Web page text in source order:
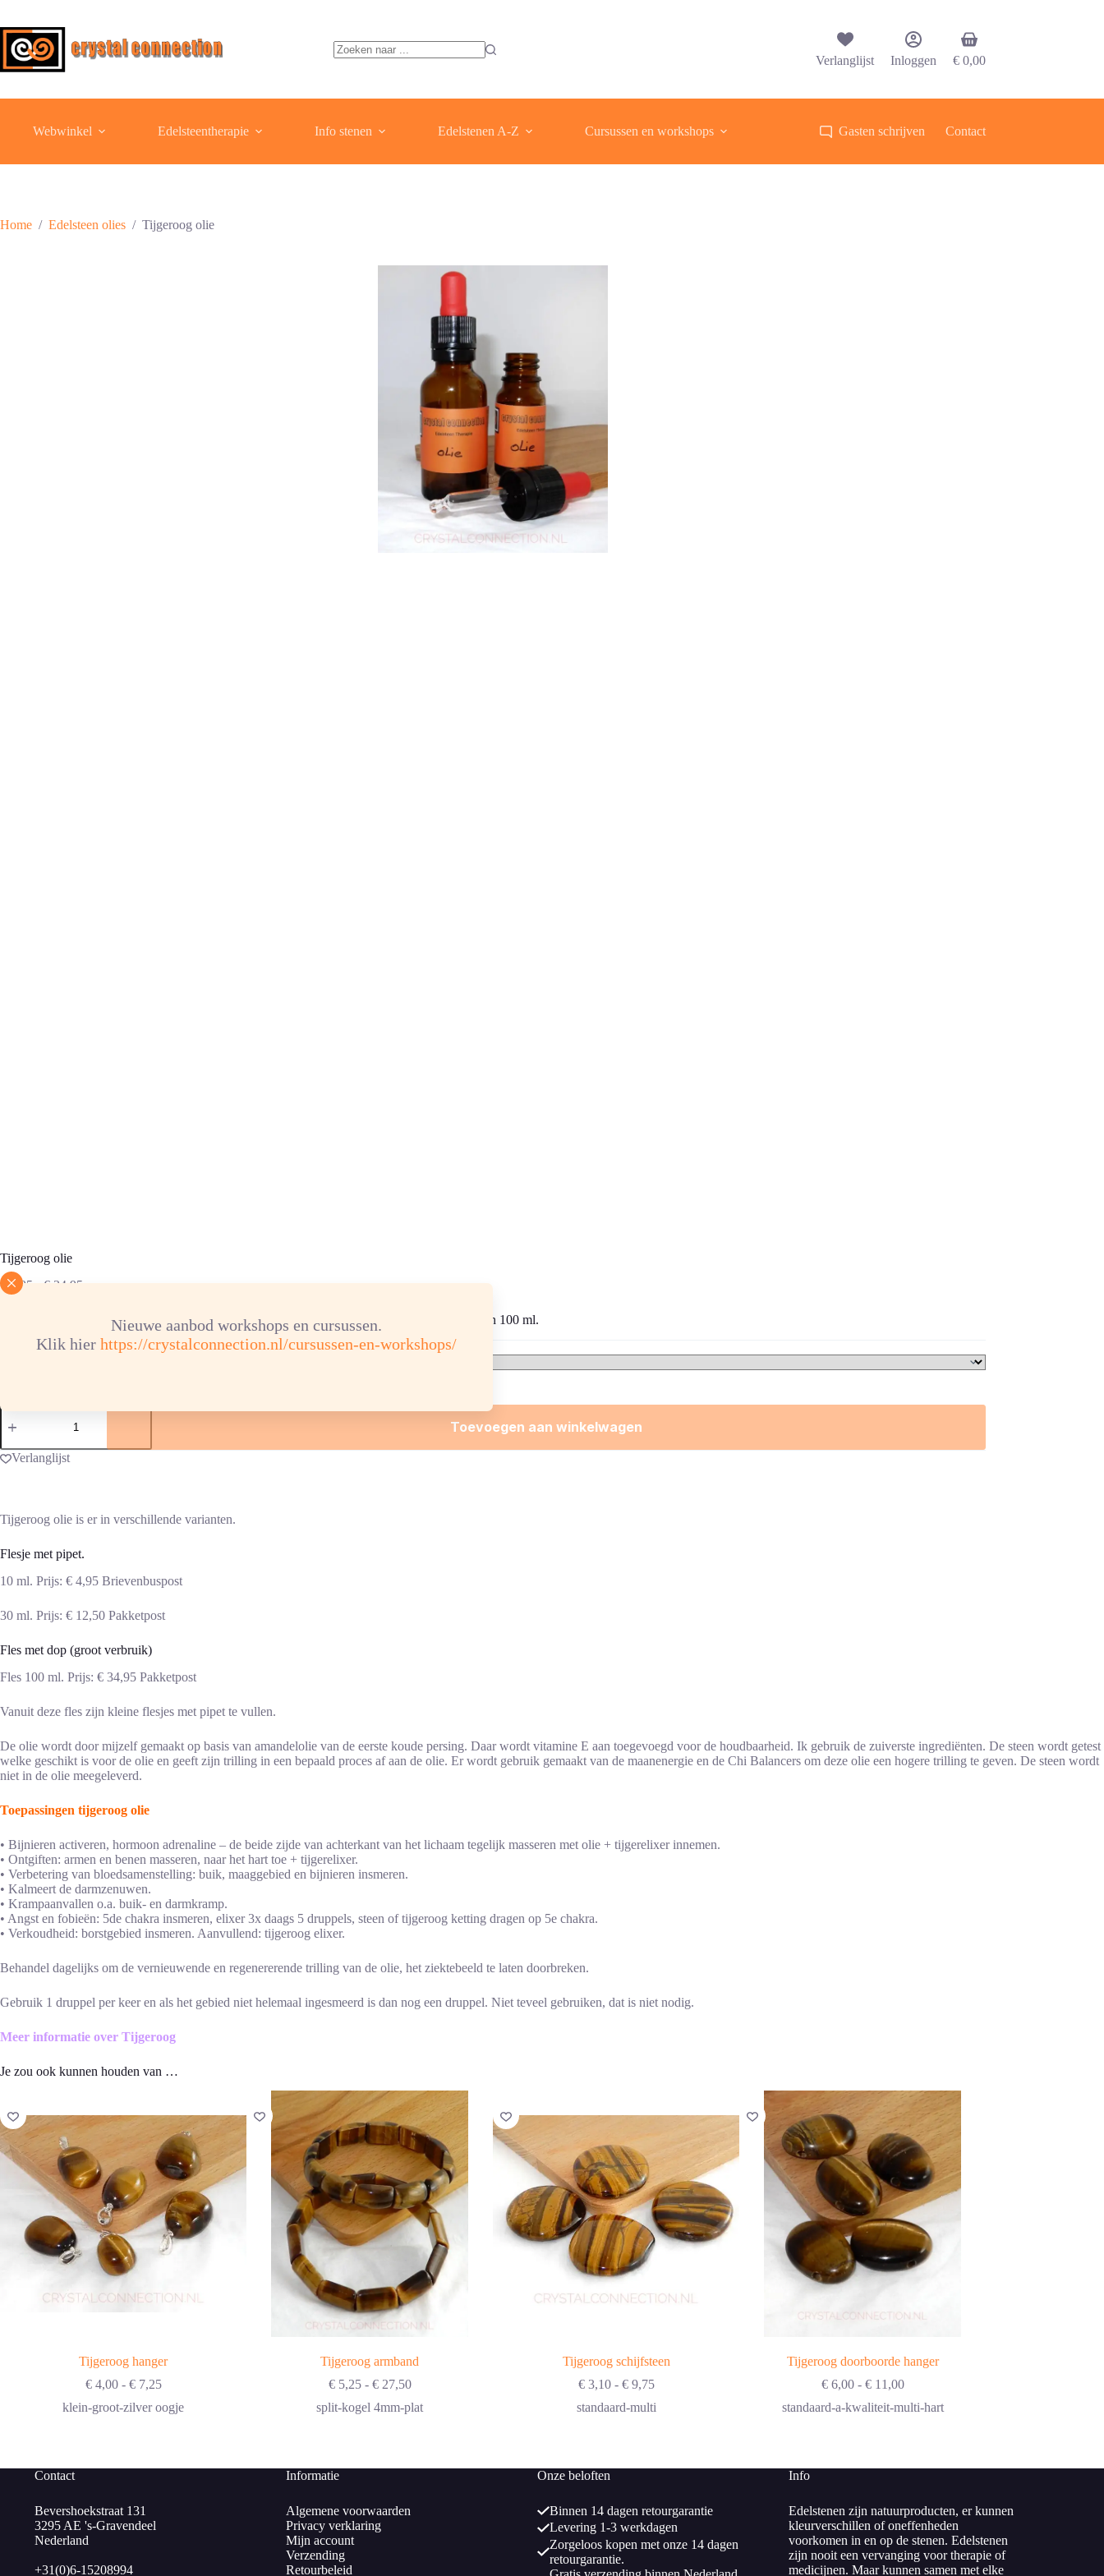
de
inhoud
Nieuwe aanbod workshops en cursussen.
Klik hier https://crystalconnection.nl/cursussen-en-workshops/
Verlanglijst Inloggen
Winkelwagen
€ 0,00
Webwinkel Edelsteentherapie Info stenen Edelstenen A-Z Cursussen en workshops Gasten schrijven Contact
Home / Edelsteen olies / Tijgeroog olie
Tijgeroog olie
€ 4,95 - €34,95Prijsklasse:
€ 34,95
10, 30 en 100 ml.
inhoud flesje
Tijgeroog
olie
Toevoegen aan winkelwagen
Verlanglijst
Tijgeroog olie is er in verschillende varianten.
Flesje met pipet.
10 ml. Prijs: € 4,95 Brievenbuspost
30 ml. Prijs: € 12,50 Pakketpost
Fles met dop (groot verbruik)
Fles 100 ml. Prijs: € 34,95 Pakketpost
Vanuit deze fles zijn kleine flesjes met pipet te vullen.
De olie wordt door mijzelf gemaakt op basis van amandelolie van de eerste koude persing. Daar wordt vitamine E aan toegevoegd voor de houdbaarheid. Ik gebruik de zuiverste ingrediënten. De steen wordt getest
welke geschikt is voor de olie en geeft zijn trilling in een bepaald proces af aan de olie. Er wordt gebruik gemaakt van de maanenergie en de Chi Balancers om deze olie een hogere trilling te geven. De steen wordt
niet in de olie meegeleverd.
Toepassingen tijgeroog olie
• Bijnieren activeren, hormoon adrenaline – de beide zijde van achterkant van het lichaam tegelijk masseren met olie + tijgerelixer innemen.
• Ontgiften: armen en benen masseren, naar het hart toe + tijgerelixer.
• Verbetering van bloedsamenstelling: buik, maaggebied en bijnieren insmeren.
• Kalmeert de darmzenuwen.
• Krampaanvallen o.a. buik- en darmkramp.
• Angst en fobieën: 5de chakra insmeren, elixer 3x daags 5 druppels, steen of tijgeroog ketting dragen op 5e chakra.
• Verkoudheid: borstgebied insmeren. Aanvullend: tijgeroog elixer.
Behandel dagelijks om de vernieuwende en regenererende trilling van de olie, het ziektebeeld te laten doorbreken.
Gebruik 1 druppel per keer en als het gebied niet helemaal ingesmeerd is dan nog een druppel. Niet teveel gebruiken, dat is niet nodig.
Meer informatie over Tijgeroog
Je zou ook kunnen houden van …
Tijgeroog hanger
€4,00 - €7,25Prijsklasse:
tot
klein-groot-zilver oogje
Tijgeroog armband
€5,25 - €27,50Prijsklasse:
tot
split-kogel 4mm-plat
Tijgeroog schijfsteen
€3,10 - €9,75Prijsklasse:
tot
standaard-multi
Tijgeroog doorboorde hanger
€6,00 - €11,00Prijsklasse:
tot
standaard-a-kwaliteit-multi-hart
Contact
Bevershoekstraat 131
3295 AE 's-Gravendeel
Nederland
+31(0)6-15208994
Informatie
Algemene voorwaarden
Privacy verklaring
Mijn account
Verzending
Retourbeleid
Onze beloften
Binnen 14 dagen retourgarantie
Levering 1-3 werkdagen
Zorgeloos kopen met onze 14 dagen
retourgarantie.
Info
Edelstenen zijn natuurproducten, er kunnen
kleurverschillen of oneffenheden
voorkomen in en op de stenen. Edelstenen
zijn nooit een vervanging voor therapie of
medicijnen. Maar kunnen samen met elke